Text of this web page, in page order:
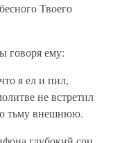
Твоего
говоря ему:
я ел и пил,
не встретил
тьму внешнюю.